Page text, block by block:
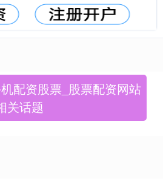
配资股票_股票配资网站
关话题